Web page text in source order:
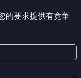
的要求提供有竞争